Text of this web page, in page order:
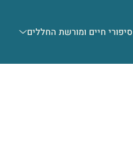
סיפורי חיים ומורשת החללים